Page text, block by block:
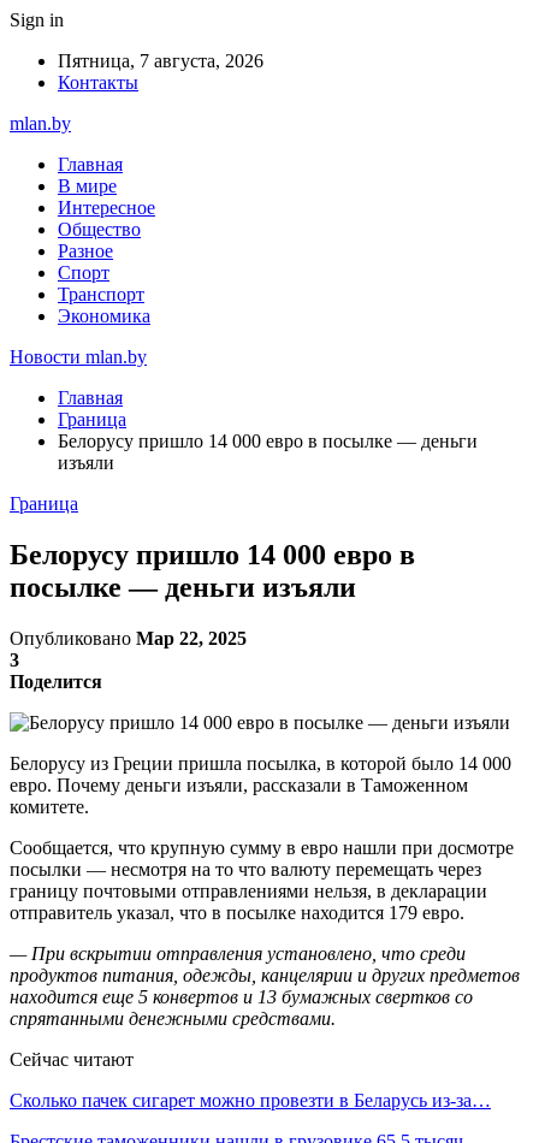
Sign in
Пятница, 7 августа, 2026
Контакты
mlan.by
Главная
В мире
Интересное
Общество
Разное
Спорт
Транспорт
Экономика
Новости mlan.by
Главная
Граница
Белорусу пришло 14 000 евро в посылке — деньги
изъяли
Граница
Белорусу пришло 14 000 евро в
посылке — деньги изъяли
Опубликовано Мар 22, 2025
3
Поделится
Белорусу из Греции пришла посылка, в которой было 14 000
евро. Почему деньги изъяли, рассказали в Таможенном
комитете.
Сообщается, что крупную сумму в евро нашли при досмотре
посылки — несмотря на то что валюту перемещать через
границу почтовыми отправлениями нельзя, в декларации
отправитель указал, что в посылке находится 179 евро.
— При вскрытии отправления установлено, что среди
продуктов питания, одежды, канцелярии и других предметов
находится еще 5 конвертов и 13 бумажных свертков со
спрятанными денежными средствами.
Сейчас читают
Сколько пачек сигарет можно провезти в Беларусь из-за…